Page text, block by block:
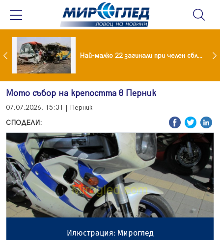
споразумение със САЩ , но без компромиси Най-малко 22 загинали при челен сблъсък между два автобуса
Мото събор на крепостта в Перник
07.07.2026, 15:31 | Перник
СПОДЕЛИ:
Илюстрация: Мироглед